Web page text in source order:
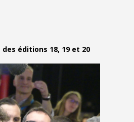
éditions 18, 19 et 20